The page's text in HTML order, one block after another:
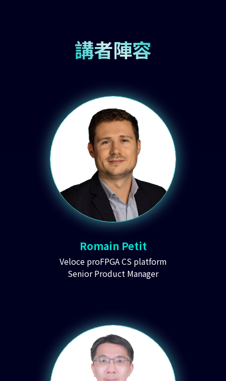
講者陣容
Romain Petit
Veloce proFPGA CS platform
Senior Product Manager